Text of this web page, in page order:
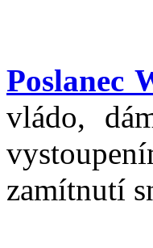
Poslanec
vládo,
zamítnutí